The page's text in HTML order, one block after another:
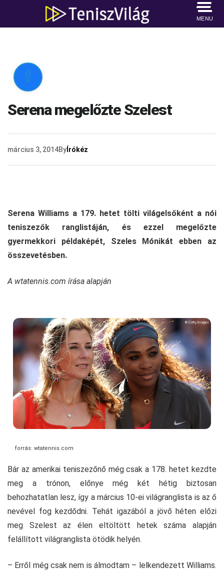
MENU

Serena megelőzte Szelest
március 3, 2014By Írókéz
Serena Williams a 179. hetet tölti világelsőként a nói
teniszezők ranglistáján, és ezzel megelőzte
gyermekkori példaképét, Szeles Mónikát ebben az
összevetésben.
A wtatennis.com írása alapján
forrás: wtatennis.com
Bár az amerikai teniszezőnő még csak a 178. hetet kezdte
meg a trónon, előnye még két hétig biztosan
behozhatatlan lesz, így a március 10-ei világranglista is az ő
nevével fog kezdődni. Tehát igazából a jövő héten előzi
meg Szelest az élen eltöltött hetek száma alapján
felállított világranglista ötödik helyén.
– Erről még csak nem is álmodtam – lelkendezett Williams.